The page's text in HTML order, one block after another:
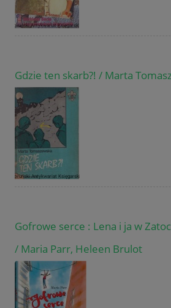
Gdzie ten skarb?! / Marta
Gofrowe serce : Lena i ja w
/ Maria Parr, Heleen Brulot